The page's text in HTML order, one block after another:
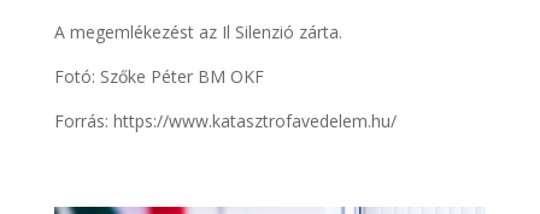
A megemlékezést az Il Silenzió zárta.
Fotó: Szőke Péter BM OKF
Forrás: https://www.katasztrofavedelem.hu/